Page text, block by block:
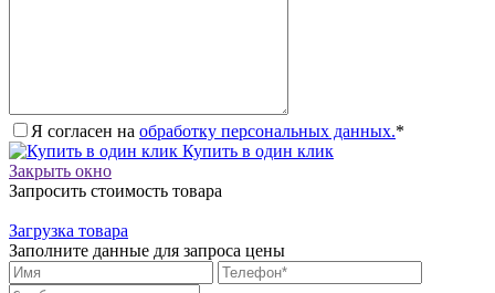
Я согласен на обработку персональных данных.*
Купить в один клик
Закрыть окно
Запросить стоимость товара
Загрузка товара
Заполните данные для запроса цены